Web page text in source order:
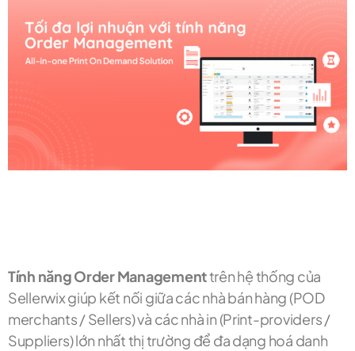
Tính năng Order Managementtrên hệ thống của
Sellerwix giúp kết nối giữa các nhà bán hàng (POD
merchants / Sellers) và các nhà in (Print-providers /
Suppliers) lớn nhất thị trường để đa dạng hoá danh